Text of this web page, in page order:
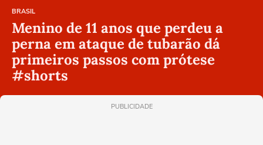
BRASIL
Menino de 11 anos que perdeu a
perna em ataque de tubarão dá
primeiros passos com prótese
#shorts
PUBLICIDADE